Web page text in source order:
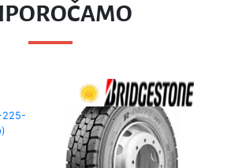
PROMETEON